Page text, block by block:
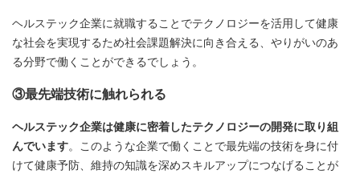
ヘルステック企業に就職することでテクノロジーを活用して健康
な社会を実現するため社会課題解決に向き合える、やりがいのあ
る分野で働くことができるでしょう。
③最先端技術に触れられる
ヘルステック企業は健康に密着したテクノロジーの開発に取り組
んでいます。このような企業で働くことで最先端の技術を身に付
けて健康予防、維持の知識を深めスキルアップにつなげることが